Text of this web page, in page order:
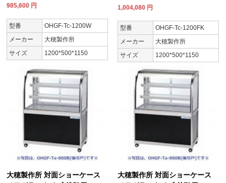
985,600 円
型番
OHGF-Tc-1200W
メーカー
大穂製作所
サイズ
1200*500*1150
1,004,080 円
型番
OHGF-Tc-1200FK
メーカー
大穂製作所
サイズ
1200*500*1150
大穂製作所 対面ショーケース
大穂製作所 対面ショーケース